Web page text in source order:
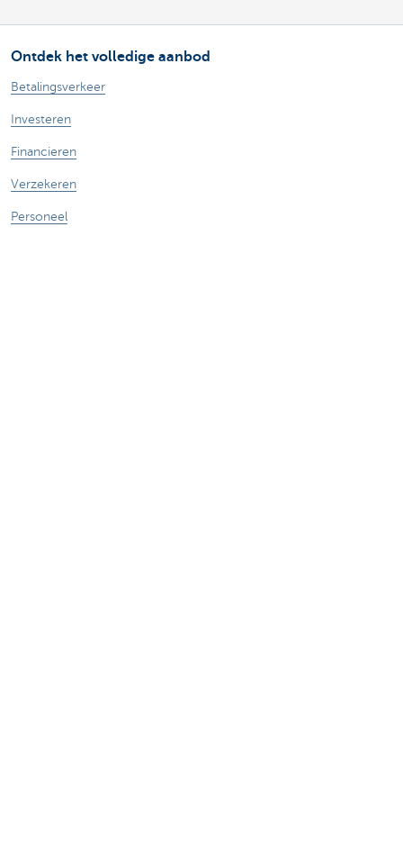
Ontdek het volledige aanbod
Betalingsverkeer
Investeren
Financieren
Verzekeren
Personeel